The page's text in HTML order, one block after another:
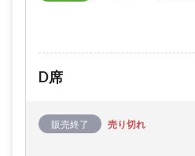
D席
販売終了 売り切れ